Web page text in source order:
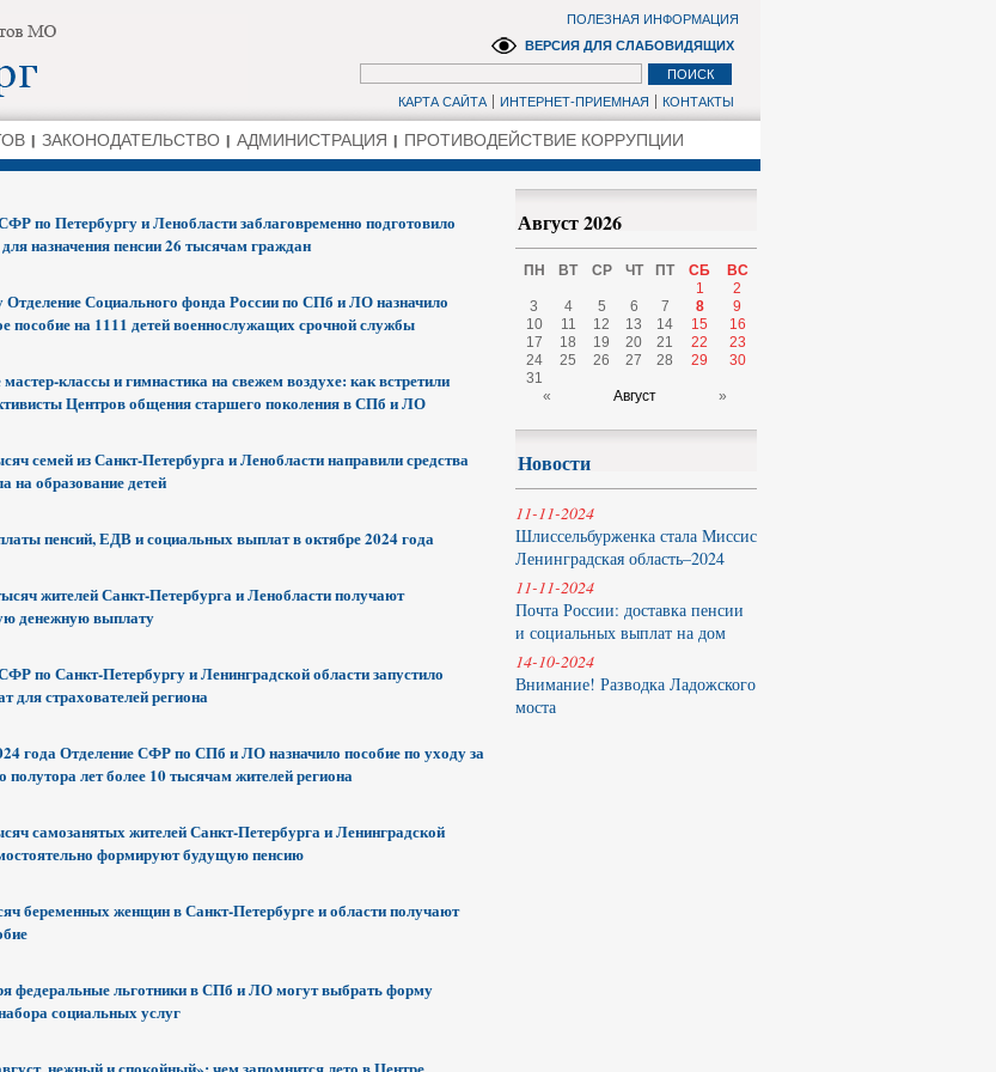
КАРТА САЙТА ИНТЕРНЕТ-ПРИЕМНАЯ КОНТАКТЫ
ВЕРСИЯ ДЛЯ СЛАБОВИДЯЩИХ
ПОЛЕЗНАЯ ИНФОРМАЦИЯ
ЗАКОНОДАТЕЛЬСТВО АДМИНИСТРАЦИЯ ПРОТИВОДЕЙСТВИЕ КОРРУПЦИИ
по Петербургу и Ленобласти заблаговременно подготовило
назначения пенсии 26 тысячам граждан
Отделение Социального фонда России по СПб и ЛО назначило
пособие на 1111 детей военнослужащих срочной службы
классы и гимнастика на свежем воздухе: как встретили
Центров общения старшего поколения в СПб и ЛО
семей из Санкт-Петербурга и Ленобласти направили средства
на образование детей
пенсий, ЕДВ и социальных выплат в октябре 2024 года
жителей Санкт-Петербурга и Ленобласти получают
денежную выплату
по Санкт-Петербургу и Ленинградской области запустило
для страхователей региона
года Отделение СФР по СПб и ЛО назначило пособие по уходу за
полутора лет более 10 тысячам жителей региона
самозанятых жителей Санкт-Петербурга и Ленинградской
формируют будущую пенсию
беременных женщин в Санкт-Петербурге и области получают
федеральные льготники в СПб и ЛО могут выбрать форму
социальных услуг
Август 2026
ПН ВТ СР ЧТ ПТ СБ
ВС
1
2
3
4 5 6 7 8
9
10
11 12 13 14 15
16
17
18 19 20 21 22
23
24
25 26 27 28 29
30
31
«
Август »
Новости
11-11-2024
Шлиссельбурженка стала Миссис
Ленинградская область–2024
11-11-2024
Почта России: доставка пенсии
и социальных выплат на дом
14-10-2024
Внимание! Разводка Ладожского
моста